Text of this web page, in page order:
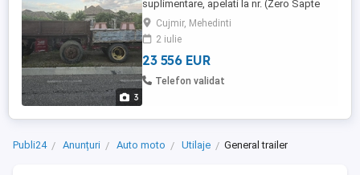
3
suplimentare, apelati la nr. (Zero Sapte
Cinci Doi, Zero Opt Trei, Noua Unu Zero)
Cujmir, Mehedinti
2 iulie
23 556 EUR
Telefon validat
Publi24 Anunțuri Auto moto Utilaje General trailer